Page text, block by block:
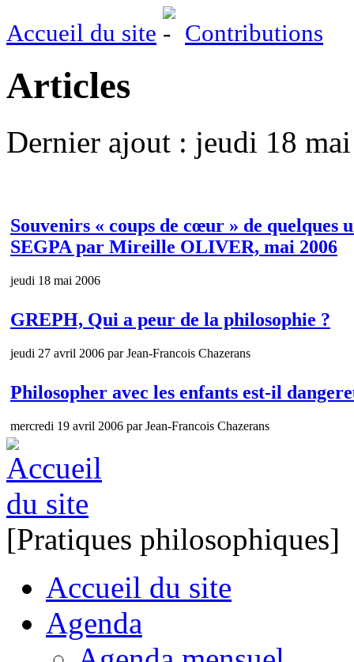
Accueil du site Contributions
Articles
Dernier ajout : jeudi 18
Souvenirs « coups de cœur » de quelques
SEGPA par Mireille OLIVER, mai 2006
jeudi 18 mai 2006
GREPH, Qui a peur de la philosophie ?
jeudi 27 avril 2006 par Jean-Francois Chazerans
Philosopher avec les enfants est-il
mercredi 19 avril 2006 par Jean-Francois Chazerans
[Pratiques philosophiques]
Accueil du site
Agenda